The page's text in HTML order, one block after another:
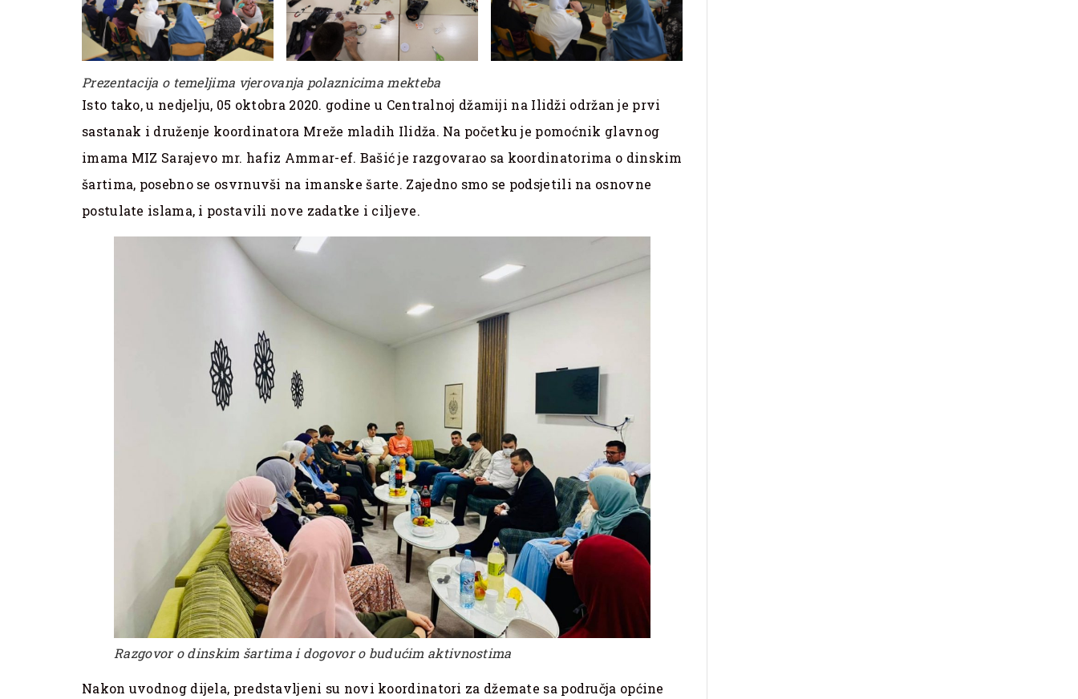
Prezentacija o temeljima vjerovanja polaznicima mekteba
Isto tako, u nedjelju, 05 oktobra 2020. godine u Centralnoj džamiji na Ilidži održan je prvi
sastanak i druženje koordinatora Mreže mladih Ilidža. Na početku je pomoćnik glavnog
imama MIZ Sarajevo mr. hafiz Ammar-ef. Bašić je razgovarao sa koordinatorima o dinskim
šartima, posebno se osvrnuvši na imanske šarte. Zajedno smo se podsjetili na osnovne
postulate islama, i postavili nove zadatke i ciljeve.
Razgovor o dinskim šartima i dogovor o budućim aktivnostima
Nakon uvodnog dijela, predstavljeni su novi koordinatori za džemate sa područja općine